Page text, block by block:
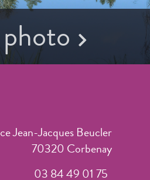
Jean-Jacques Beucler
70320 Corbenay
03 84 49 01 75